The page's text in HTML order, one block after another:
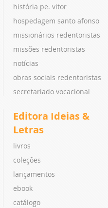
história pe. vitor
hospedagem santo afonso
missionários redentoristas
missões redentoristas
notícias
obras sociais redentoristas
secretariado vocacional
Editora Ideias &
Letras
livros
coleções
lançamentos
ebook
catálogo